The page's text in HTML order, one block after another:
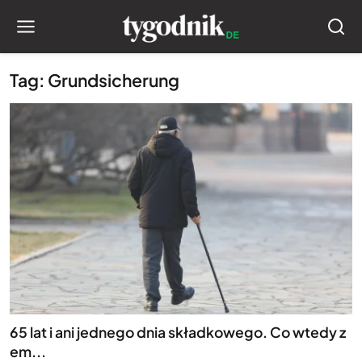
Tag: Grundsicherung
65 lat i ani jednego dnia składkowego. Co wtedy z
em...